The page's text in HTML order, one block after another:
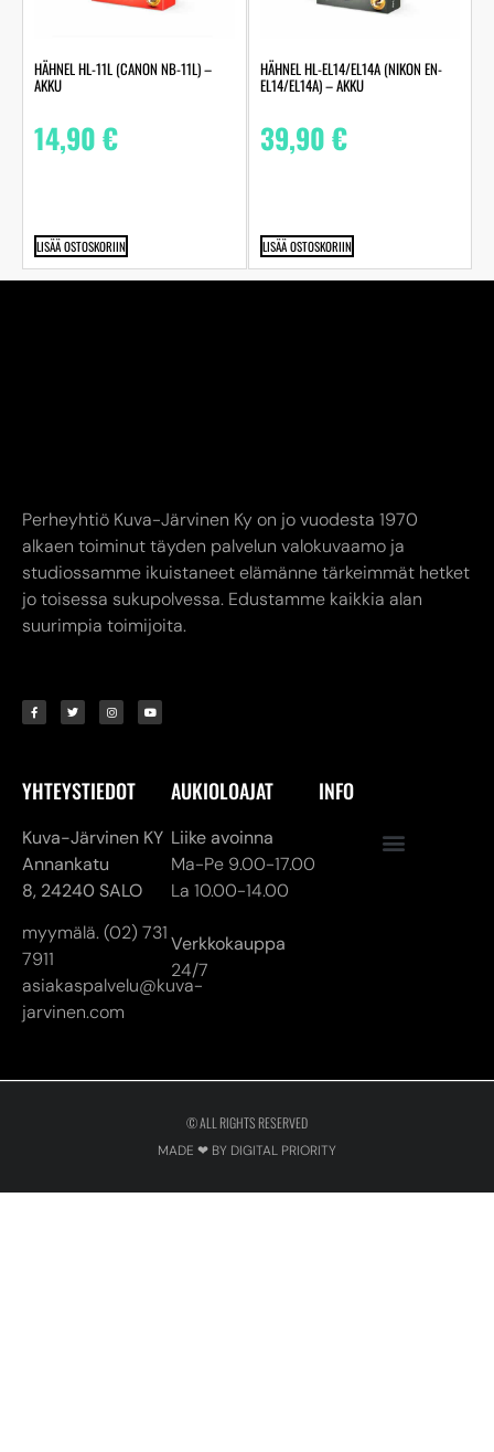
HÄHNEL HL-11L (CANON NB-11L) –
AKKU
14,90€
LISÄÄ OSTOSKORIIN
HÄHNEL HL-EL14/EL14A (NIKON EN-
EL14/EL14A) – AKKU
39,90€
LISÄÄ OSTOSKORIIN
Perheyhtiö Kuva-Järvinen Ky on jo vuodesta 1970
alkaen toiminut täyden palvelun valokuvaamo ja
studiossamme ikuistaneet elämänne tärkeimmät hetket
jo toisessa sukupolvessa. Edustamme kaikkia alan
suurimpia toimijoita.
YHTEYSTIEDOT
Kuva-Järvinen KY
Annankatu
8, 24240 SALO
myymälä. (02) 731
7911
asiakaspalvelu@kuva-
jarvinen.com
AUKIOLOAJAT
Liike avoinna
Ma-Pe 9.00-17.00
La 10.00-14.00
Verkkokauppa
24/7
INFO
© ALL RIGHTS RESERVED
MADE ❤ BY DIGITAL PRIORITY